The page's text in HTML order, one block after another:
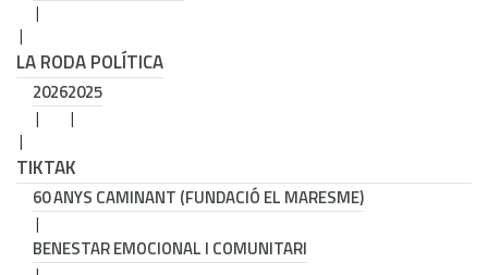
LA RODA POLÍTICA
20262025
TIKTAK
60 ANYS CAMINANT (FUNDACIÓ EL MARESME)
BENESTAR EMOCIONAL I COMUNITARI